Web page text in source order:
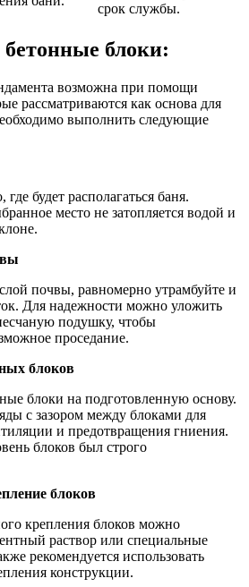
срок службы.
блоки:
возможна при помощи
рассматриваются как основа для
выполнить следующие
будет располагаться баня.
место не затопляется водой и
почвы, равномерно утрамбуйте и
Для надежности можно уложить
подушку, чтобы
проседание.
блоков
блоки на подготовленную основу.
с зазором между блоками для
и предотвращения гниения.
блоков был строго
блоков
крепления блоков можно
раствор или специальные
рекомендуется использовать
конструкции.